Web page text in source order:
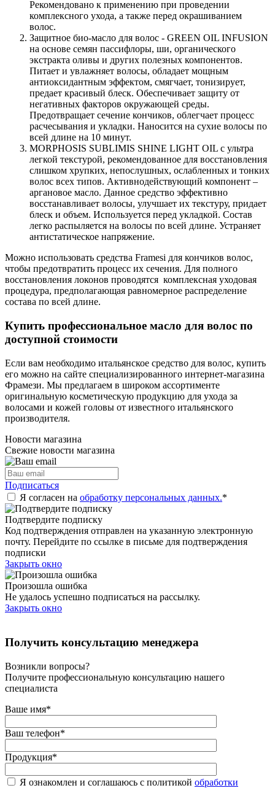
Рекомендовано к применению при проведении
комплексного ухода, а также перед окрашиванием
волос.
Защитное био-масло для волос - GREEN OIL INFUSION
на основе семян пассифлоры, ши, органического
экстракта оливы и других полезных компонентов.
Питает и увлажняет волосы, обладает мощным
антиоксидантным эффектом, смягчает, тонизирует,
предает красивый блеск. Обеспечивает защиту от
негативных факторов окружающей среды.
Предотвращает сечение кончиков, облегчает процесс
расчесывания и укладки. Наносится на сухие волосы по
всей длине на 10 минут.
MORPHOSIS SUBLIMIS SHINE LIGHT OIL с ультра
легкой текстурой, рекомендованное для восстановления
слишком хрупких, непослушных, ослабленных и тонких
волос всех типов. Активнодействующий компонент –
аргановое масло. Данное средство эффективно
восстанавливает волосы, улучшает их текстуру, придает
блеск и объем. Используется перед укладкой. Состав
легко распыляется на волосы по всей длине. Устраняет
антистатическое напряжение.
Можно использовать средства Framesi для кончиков волос,
чтобы предотвратить процесс их сечения. Для полного
восстановления локонов проводятся комплексная уходовая
процедура, предполагающая равномерное распределение
состава по всей длине.
Купить профессиональное масло для волос по
доступной стоимости
Если вам необходимо итальянское средство для волос, купить
его можно на сайте специализированного интернет-магазина
Фрамези. Мы предлагаем в широком ассортименте
оригинальную косметическую продукцию для ухода за
волосами и кожей головы от известного итальянского
производителя.
Новости магазина
Свежие новости магазина
Подписаться
Я согласен на обработку персональных данных.*
Подтвердите подписку
Код подтверждения отправлен на указанную электронную
почту. Перейдите по ссылке в письме для подтверждения
подписки
Закрыть окно
Произошла ошибка
Не удалось успешно подписаться на рассылку.
Закрыть окно
Получить консультацию менеджера
Возникли вопросы?
Получите профессиональную консультацию нашего
специалиста
Ваше имя*
Ваш телефон*
Продукция*
Я ознакомлен и соглашаюсь с политикой обработки